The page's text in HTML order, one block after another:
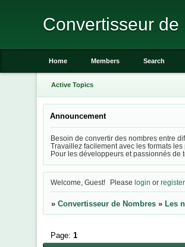
Convertisseur de
Home Members Search
Active Topics
Announcement
Besoin de convertir des nombres entre
Travaillez facilement avec les formats
Pour les développeurs et passionnés
Welcome, Guest! Pleaselogin orregister.
» Convertisseur de Nombres » Les
Page: 1